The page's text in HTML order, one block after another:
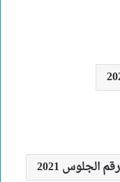
الجلوس 2021